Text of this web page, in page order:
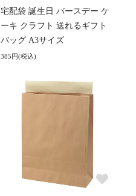
宅配袋 誕生日 バースデー ケ
ーキ クラフト 送れるギフト
バッグ A3サイズ
385円(税込)